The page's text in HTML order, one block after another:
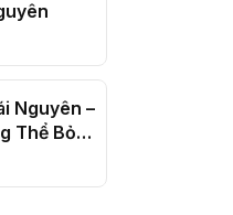
Nguyên –
Thể Bỏ